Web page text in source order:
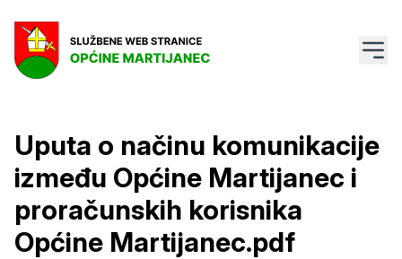
Uputa o načinu komunikacije
između Općine Martijanec i
proračunskih korisnika
Općine Martijanec.pdf